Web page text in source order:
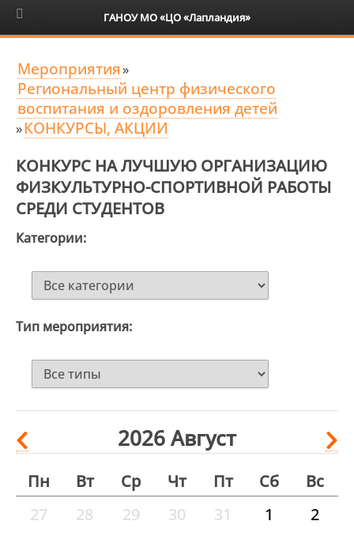
6+
Мероприятия»
Региональный центр физического
воспитания и оздоровления детей
»КОНКУРСЫ, АКЦИИ
КОНКУРС НА ЛУЧШУЮ ОРГАНИЗАЦИЮ
ФИЗКУЛЬТУРНО-СПОРТИВНОЙ РАБОТЫ
СРЕДИ СТУДЕНТОВ
Категории:
Тип мероприятия:
2026 Август
Пн Вт Ср Чт Пт Сб
Вс
27
28 29 30 31 1
2
ГАНОУ МО «ЦО «Лапландия»